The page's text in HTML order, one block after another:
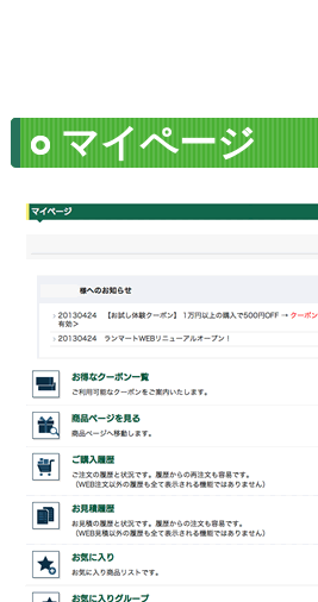
マイページ